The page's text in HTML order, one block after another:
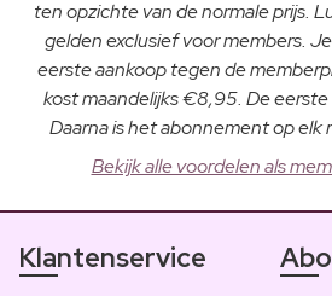
ten opzichte van de normale prijs.
gelden exclusief voor members.
eerste aankoop tegen de
kost maandelijks €8,95. De eerste
Daarna is het abonnement op elk
Bekijk alle voordelen als
Klantenservice